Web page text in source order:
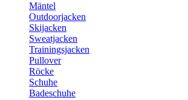
Mäntel
Outdoorjacken
Skijacken
Sweatjacken
Trainingsjacken
Pullover
Röcke
Schuhe
Badeschuhe